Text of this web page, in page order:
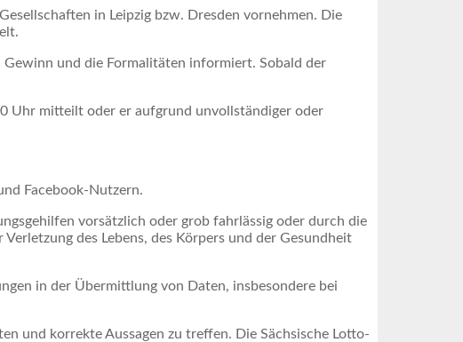
in Leipzig bzw. Dresden vornehmen. Die
und die Formalitäten informiert. Sobald der
Uhr mitteilt oder er aufgrund unvollständiger oder
Facebook-Nutzern.
vorsätzlich oder grob fahrlässig oder durch die
des Lebens, des Körpers und der Gesundheit
in der Übermittlung von Daten, insbesondere bei
und korrekte Aussagen zu treffen. Die Sächsische Lotto-